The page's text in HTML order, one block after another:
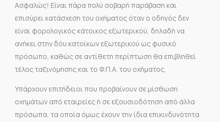
Ασφαλώς! Είναι πάρα πολύ σοβαρή παράβαση και
επισύρει κατάσχεση του οχήματος όταν ο οδηγός δεν
είναι φορολογικός κάτοικος εξωτερικού, δηλαδή να
ανήκει στην δόυ κατοίκων εξωτερικού ως φυσικό
πρόσωπο, καθώς σε αντίθετη περίπτωση θα επιβληθεί
τέλος ταξινόμησης και το Φ.Π.Α. του οχήματος.
Υπάρχουν επιτήδειοι που προβαίνουν σε μίσθωση
οχημάτων από εταιρείες ή σε εξουσιοδότηση από άλλα
πρόσωπα, τα οποία όμως έχουν την ίδια επικινδυνότητα